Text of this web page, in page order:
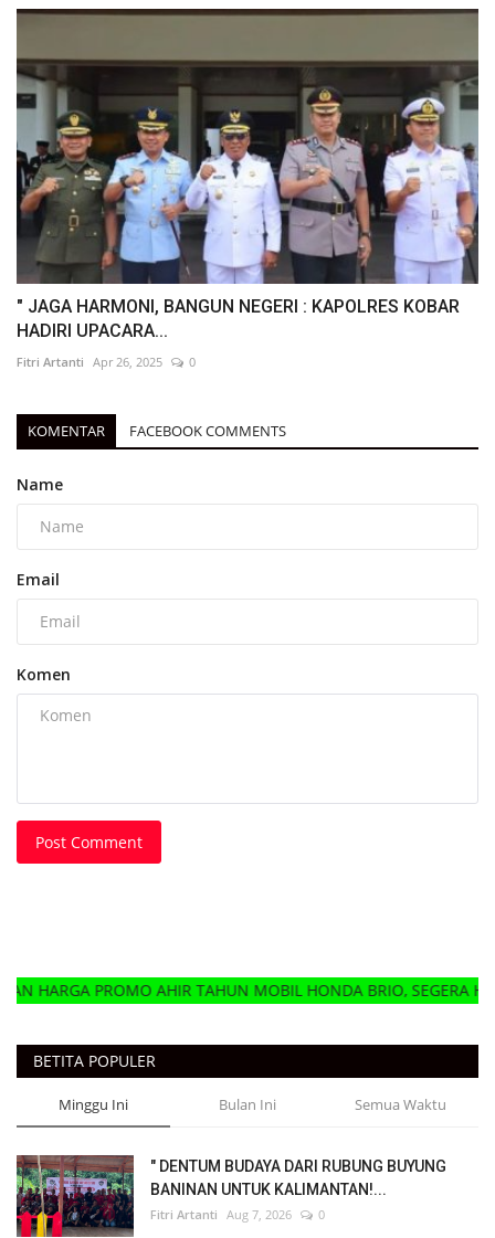
" JAGA HARMONI, BANGUN NEGERI : KAPOLRES KOBAR
HADIRI UPACARA...
Fitri Artanti Apr 26, 2025 0
KOMENTAR FACEBOOK COMMENTS
Name
Email
Komen
Post Comment
AHIR TAHUN MOBIL HONDA BRIO, SEGERA HUBUNGI
BETITA POPULER
Minggu Ini Bulan Ini Semua Waktu
" DENTUM BUDAYA DARI RUBUNG BUYUNG
BANINAN UNTUK KALIMANTAN!...
Fitri Artanti Aug 7, 2026 0